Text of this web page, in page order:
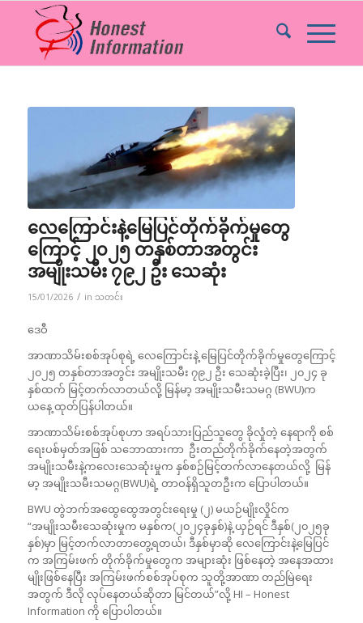
လေကြောင်းနဲ့မြေပြင်တိုက်ခိုက်မှုတွေ
ကြောင့် ၂၀၂၅ တနှစ်တာအတွင်း
အမျိုးသမီး ၇၉၂ ဦး သေဆုံး
15/01/2026 / in သတင်း
ဒေဝီ
အာဏာသိမ်းစစ်အုပ်စုရဲ့ လေကြောင်းနဲ့ မြေပြင်တိုက်ခိုက်မှုတွေကြောင့်
၂၀၂၅ တနှစ်တာအတွင်း အမျိုးသမီး ၇၉၂ ဦး သေဆုံးခဲ့ပြီး၊ ၂၀၂၄ ခု
နှစ်ထက် မြင့်တက်လာတယ်လို့ မြန်မာ့ အမျိုးသမီးသမဂ္ဂ (BWU)က
ယနေ့ ထုတ်ပြန်ပါတယ်။
အာဏာသိမ်းစစ်အုပ်စုဟာ အရပ်သားပြည်သူတွေ ခိုလှုံတဲ့ နေရာကို စစ်
ရေးပစ်မှတ်အဖြစ် သဘောထားကာ ဦးတည်တိုက်ခိုက်နေတဲ့အတွက်
အမျိုးသမီးနဲ့ကလေးသေဆုံးမှုက နှစ်စဉ်မြင့်တက်လာနေတယ်လို့ မြန်
မာ့ အမျိုးသမီးသမဂ္ဂ(BWU)ရဲ့ တာဝန်ရှိသူတဦးက ပြောပါတယ်။
BWU တွဲဘက်အထွေထွေအတွင်းရေးမှု (၂) မယဉ်မျိုးလှိုင်က
“အမျိုးသမီးသေဆုံးမှုက မနှစ်က(၂၀၂၄ခုနှစ်)နဲ့ ယှဉ်ရင် ဒီနှစ်(၂၀၂၅ခု
နှစ်)မှာ မြင့်တက်လာတာတွေ့ရတယ်၊ ဒီနှစ်မှာဆို လေကြောင်းနဲ့မြေပြင်
က အကြမ်းဖက် တိုက်ခိုက်မှုတွေက အများဆုံး ဖြစ်နေတဲ့ အနေအထား
မျိုးဖြစ်နေပြီး အကြမ်းဖက်စစ်အုပ်စုက သူတို့အာဏာ တည်မြဲရေး
အတွက် ဒီလို လုပ်နေတယ်ဆိုတာ မြင်တယ်”လို့ HI – Honest
Information ကို ပြောပါတယ်။